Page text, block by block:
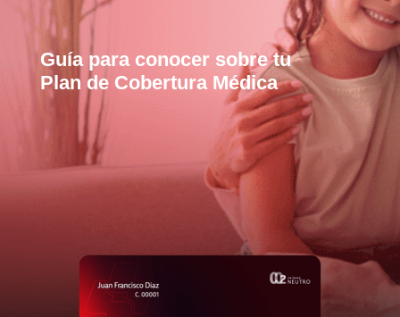
Guía para conocer sobre tu
Plan de Cobertura Médica